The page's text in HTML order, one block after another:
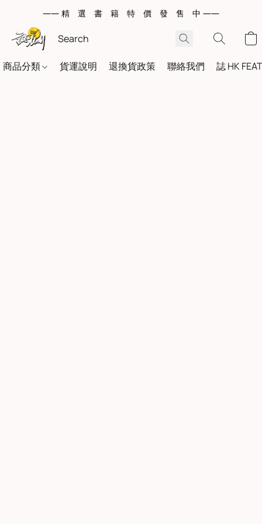
—— 精 選 書 籍 特 價 發 售 中 ——
商品分類 貨運說明 退換貨政策 聯絡我們 誌 HK